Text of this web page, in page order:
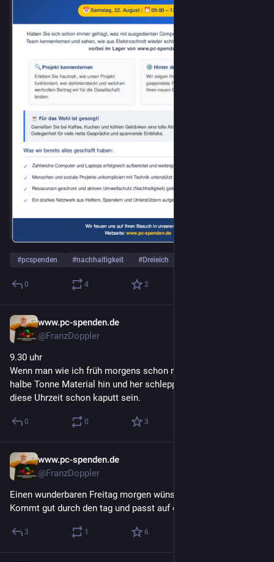
#pcspenden #nachhaltigkeit #Dreieich
0 4 2
www.pc-spenden.de
@FranzDoppler
9.30 uhr
Wenn man wie ich früh morgens schon mal mehr als eine
halbe Tonne Material hin und her schleppt dann darf man um
diese Uhrzeit schon kaputt sein.
0 0 3
www.pc-spenden.de
@FranzDoppler
Einen wunderbaren Freitag morgen wünsche ich euch allen.
Kommt gut durch den tag und passt auf euch auf.
3 1 6